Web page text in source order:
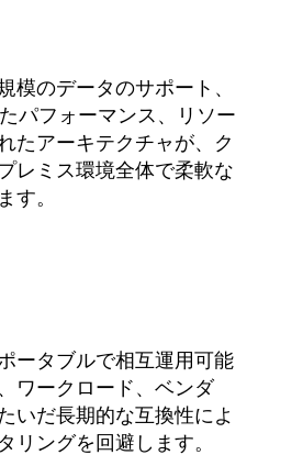
模のデータのサポート、
パフォーマンス、リソー
たアーキテクチャが、ク
レミス環境全体で柔軟な
す。
ータブルで相互運用可能
ワークロード、ベンダ
いだ長期的な互換性によ
リングを回避します。